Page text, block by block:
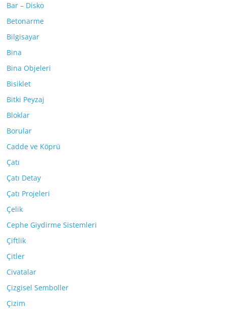
Bar – Disko
Betonarme
Bilgisayar
Bina
Bina Objeleri
Bisiklet
Bitki Peyzaj
Bloklar
Borular
Cadde ve Köprü
Çatı
Çatı Detay
Çatı Projeleri
Çelik
Cephe Giydirme Sistemleri
Çiftlik
Çitler
Civatalar
Çizgisel Semboller
Çizim